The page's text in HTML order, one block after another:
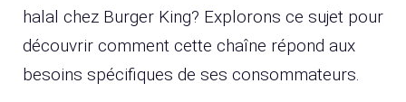
halal chez Burger King? Explorons ce sujet pour
découvrir comment cette chaîne répond aux
besoins spécifiques de ses consommateurs.